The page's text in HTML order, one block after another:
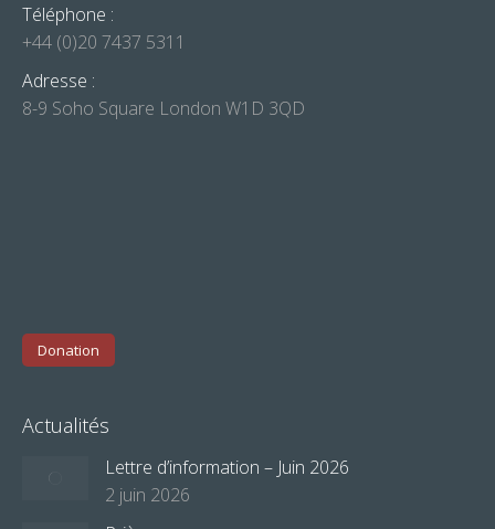
Téléphone :
+44 (0)20 7437 5311
Adresse :
8-9 Soho Square London W1D 3QD
Donation
Actualités
Lettre d’information – Juin 2026
2 juin 2026